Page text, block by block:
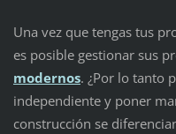
Una vez que tengas tus
es posible gestionar sus
modernos. ¿Por lo tanto
independiente y poner
construcción se